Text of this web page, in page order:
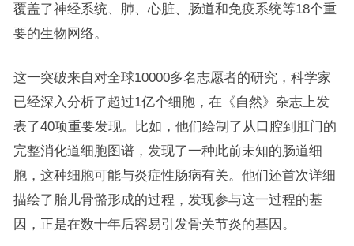
覆盖了神经系统、肺、心脏、肠道和免疫系统等18个重
要的生物网络。
这一突破来自对全球10000多名志愿者的研究，科学家
已经深入分析了超过1亿个细胞，在《自然》杂志上发
表了40项重要发现。比如，他们绘制了从口腔到肛门的
完整消化道细胞图谱，发现了一种此前未知的肠道细
胞，这种细胞可能与炎症性肠病有关。他们还首次详细
描绘了胎儿骨骼形成的过程，发现参与这一过程的基
因，正是在数十年后容易引发骨关节炎的基因。